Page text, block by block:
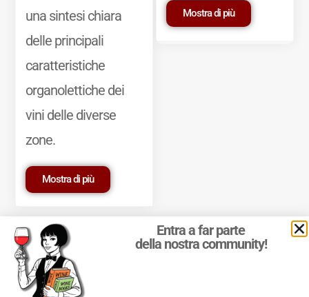
una sintesi chiara
delle principali
caratteristiche
organolettiche dei
vini delle diverse
zone.
Mostra di più
Mostra di più
Entra a far parte
della nostra community!